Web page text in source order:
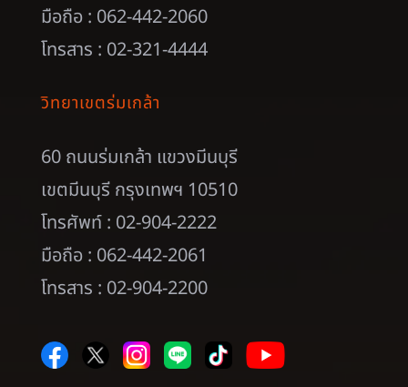
มือถือ : 062-442-2060
โทรสาร : 02-321-4444
วิทยาเขตร่มเกล้า
60 ถนนร่มเกล้า แขวงมีนบุรี
เขตมีนบุรี กรุงเทพฯ 10510
โทรศัพท์ : 02-904-2222
มือถือ : 062-442-2061
โทรสาร : 02-904-2200